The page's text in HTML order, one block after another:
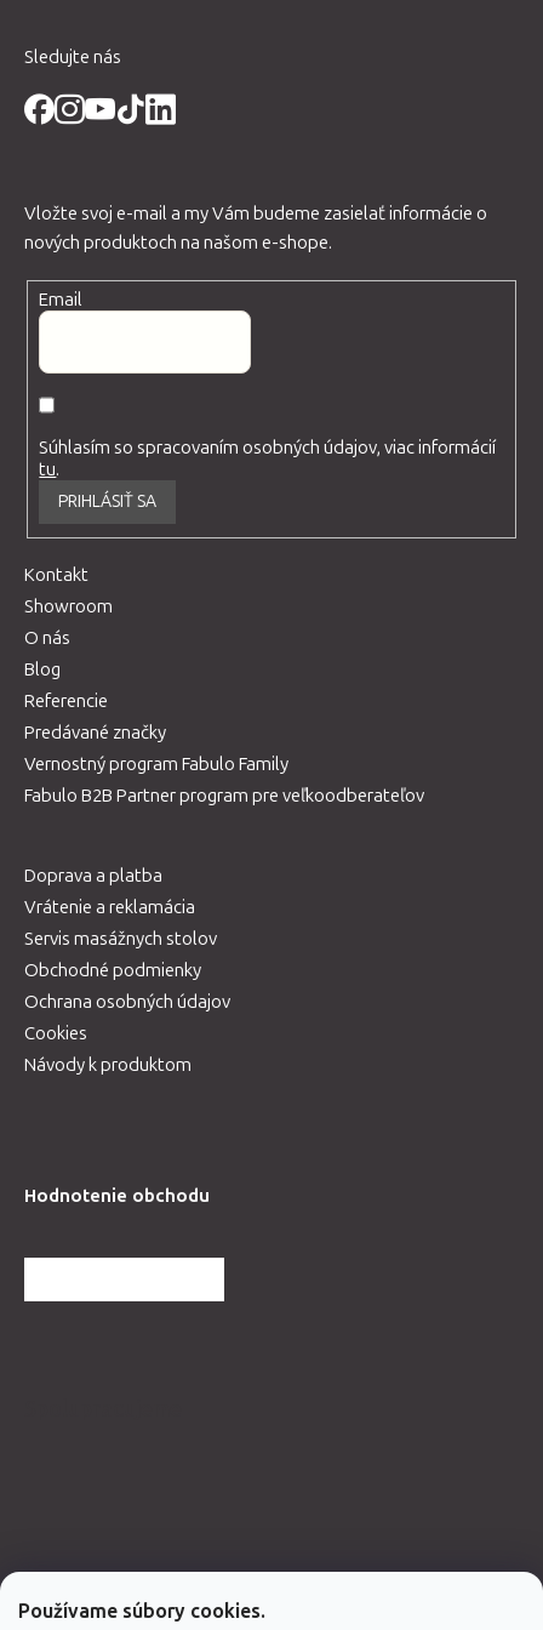
Používame súbory cookies.
Sledujte nás
Vložte svoj e-mail a my Vám budeme zasielať informácie o
nových produktoch na našom e-shope.
Email
Súhlasím so spracovaním osobných údajov, viac informácií
tu.
PRIHLÁSIŤ SA
Kontakt
Showroom
O nás
Blog
Referencie
Predávané značky
Vernostný program Fabulo Family
Fabulo B2B Partner program pre veľkoodberateľov
Doprava a platba
Vrátenie a reklamácia
Servis masážnych stolov
Obchodné podmienky
Ochrana osobných údajov
Cookies
Návody k produktom
Hodnotenie obchodu